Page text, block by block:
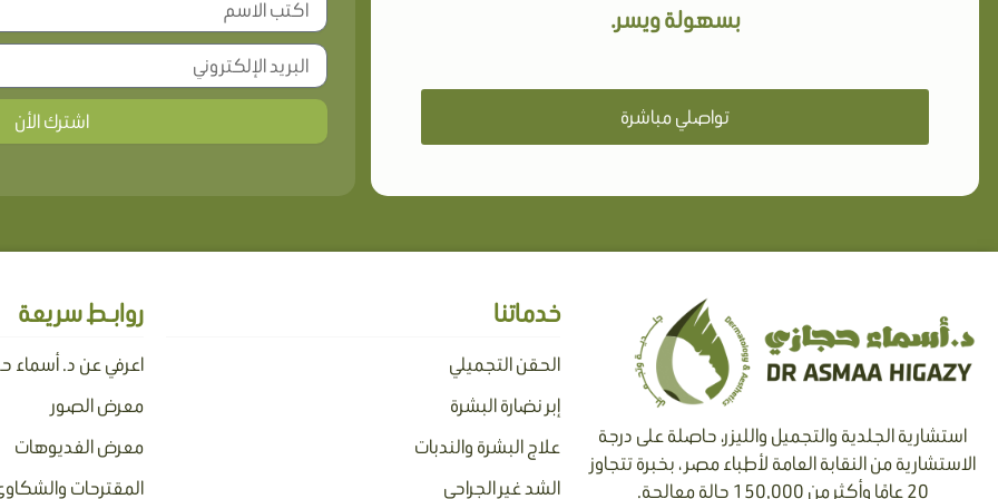
بسهولة ويسر.
تواصلي مباشرة اشترك الأن
استشارية الجلدية والتجميل والليزر، حاصلة على درجة
الاستشارية من النقابة العامة لأطباء مصر ، بخبرة تتجاوز
20 عامًا وأكثر من 150,000 حالة معالجة.
خدماتنا
الحقن التجميلي
إبر نضارة البشرة
علاج البشرة والندبات
الشد غير الجراحي
روابـط سريعة
اعرفي عن د. أسماء
معرض الصور
معرض الفديوهات
المقترحات